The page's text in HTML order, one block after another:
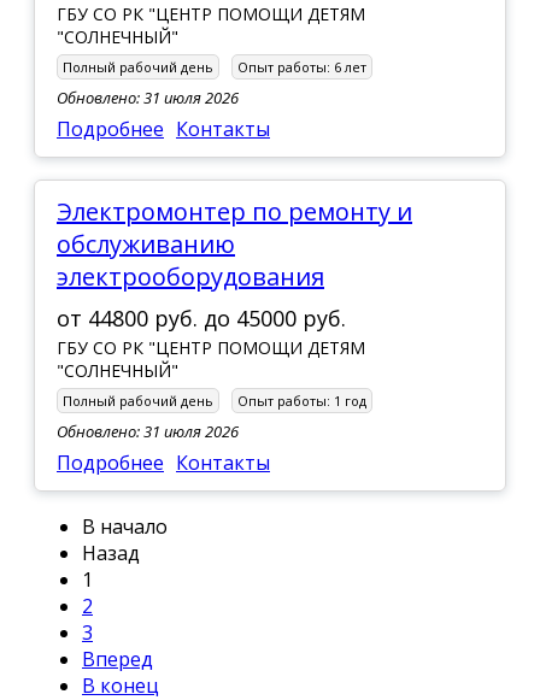
ГБУ СО РК "ЦЕНТР ПОМОЩИ ДЕТЯМ
"СОЛНЕЧНЫЙ"
Полный рабочий день Опыт работы: 6 лет
Обновлено: 31 июля 2026
Подробнее Контакты
Электромонтер по ремонту и
обслуживанию
электрооборудования
от 44800 руб. до 45000 руб.
ГБУ СО РК "ЦЕНТР ПОМОЩИ ДЕТЯМ
"СОЛНЕЧНЫЙ"
Полный рабочий день Опыт работы: 1 год
Обновлено: 31 июля 2026
Подробнее Контакты
В начало
Назад
1
2
3
Вперед
В конец